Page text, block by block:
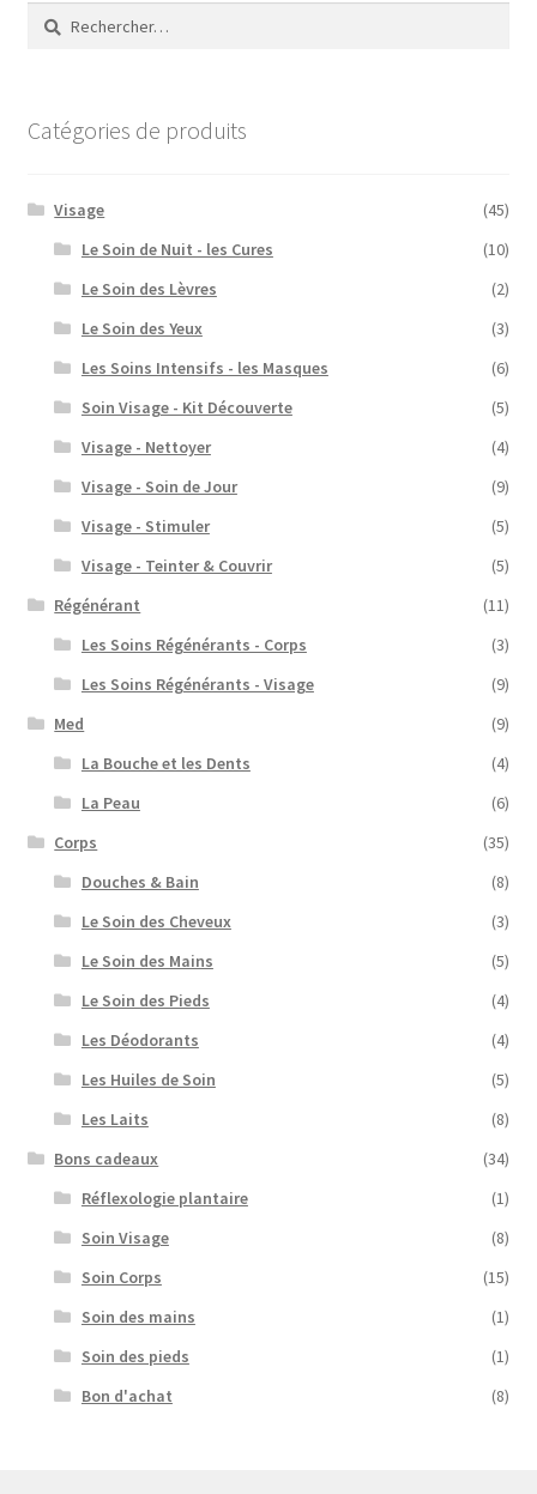
Rechercher :
Catégories de produits
Visage
(45)
Le Soin de Nuit - les Cures
(10)
Le Soin des Lèvres
(2)
Le Soin des Yeux
(3)
Les Soins Intensifs - les Masques
(6)
Soin Visage - Kit Découverte
(5)
Visage - Nettoyer
(4)
Visage - Soin de Jour
(9)
Visage - Stimuler
(5)
Visage - Teinter & Couvrir
(5)
Régénérant
(11)
Les Soins Régénérants - Corps
(3)
Les Soins Régénérants - Visage
(9)
Med
(9)
La Bouche et les Dents
(4)
La Peau
(6)
Corps
(35)
Douches & Bain
(8)
Le Soin des Cheveux
(3)
Le Soin des Mains
(5)
Le Soin des Pieds
(4)
Les Déodorants
(4)
Les Huiles de Soin
(5)
Les Laits
(8)
Bons cadeaux
(34)
Réflexologie plantaire
(1)
Soin Visage
(8)
Soin Corps
(15)
Soin des mains
(1)
Soin des pieds
(1)
Bon d'achat
(8)